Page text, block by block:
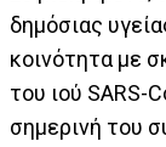
δημόσιας
κοινότητα με
του ιού SARS-
σημερινή του